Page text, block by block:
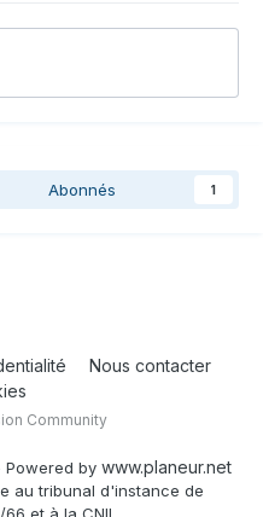
Abonnés 1
Nous contacter
Community
by www.planeur.net
au tribunal d'instance de